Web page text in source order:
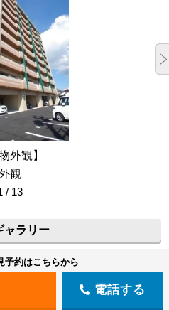
外観】
観
/ 13
ャラリー
予約はこちらから
電話する